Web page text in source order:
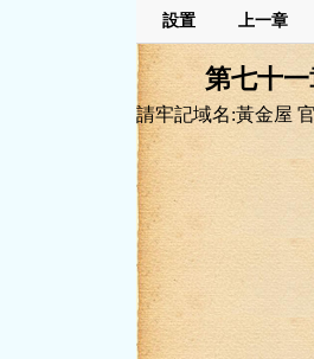
設置 上一章
第七十
請牢記域名:黃金屋